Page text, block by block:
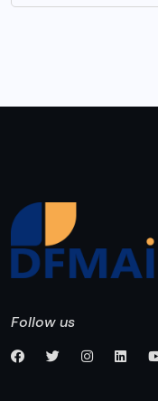
Follow us